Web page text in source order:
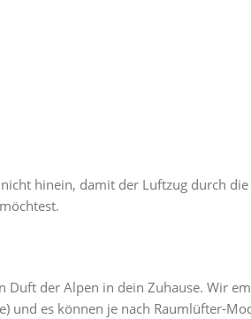
hinein, damit der Luftzug durch die
Duft der Alpen in dein Zuhause. Wir
und es können je nach Raumlüfter-